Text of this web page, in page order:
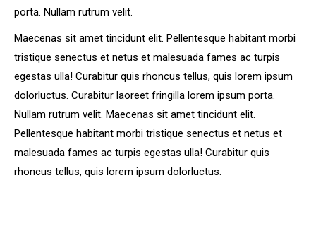
porta. Nullam rutrum velit.
Maecenas sit amet tincidunt elit. Pellentesque habitant morbi
tristique senectus et netus et malesuada fames ac turpis
egestas ulla! Curabitur quis rhoncus tellus, quis lorem ipsum
dolorluctus. Curabitur laoreet fringilla lorem ipsum porta.
Nullam rutrum velit. Maecenas sit amet tincidunt elit.
Pellentesque habitant morbi tristique senectus et netus et
malesuada fames ac turpis egestas ulla! Curabitur quis
rhoncus tellus, quis lorem ipsum dolorluctus.